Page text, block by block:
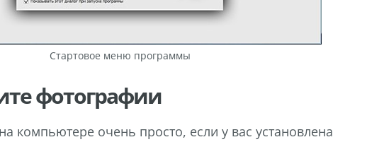
Стартовое меню программы
фотографии
компьютере очень просто, если у вас установлена